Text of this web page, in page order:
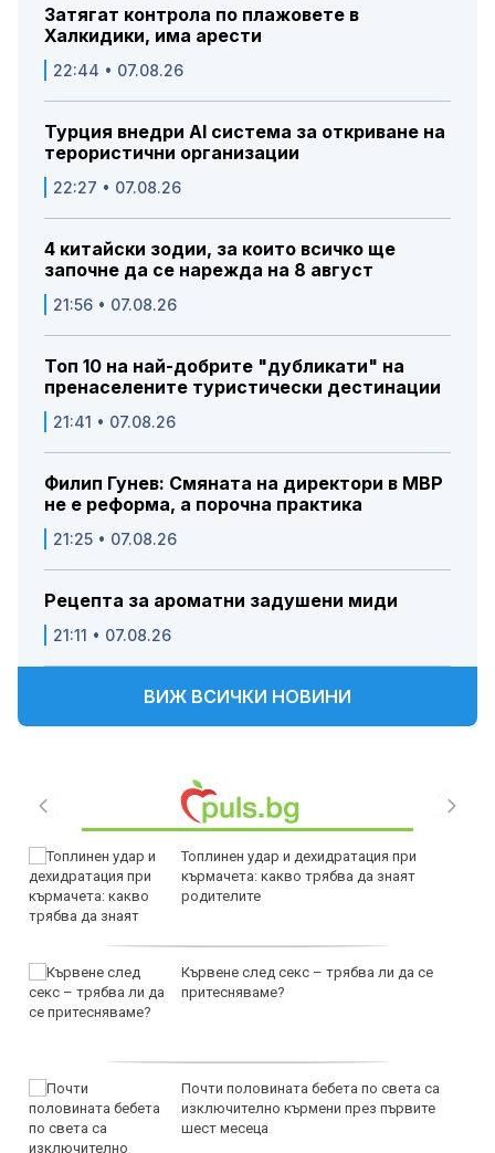
Затягат контрола по плажовете в
Халкидики, има арести
22:44 • 07.08.26
Турция внедри AI система за откриване на
терористични организации
22:27 • 07.08.26
4 китайски зодии, за които всичко ще
започне да се нарежда на 8 август
21:56 • 07.08.26
Топ 10 на най-добрите "дубликати" на
пренаселените туристически дестинации
21:41 • 07.08.26
Филип Гунев: Смяната на директори в МВР
не е реформа, а порочна практика
21:25 • 07.08.26
Рецепта за ароматни задушени миди
21:11 • 07.08.26
ВИЖ ВСИЧКИ НОВИНИ
Топлинен удар и дехидратация при
кърмачета: какво трябва да знаят
родителите
Кървене след секс – трябва ли да се
притесняваме?
Почти половината бебета по света са
изключително кърмени през първите
шест месеца